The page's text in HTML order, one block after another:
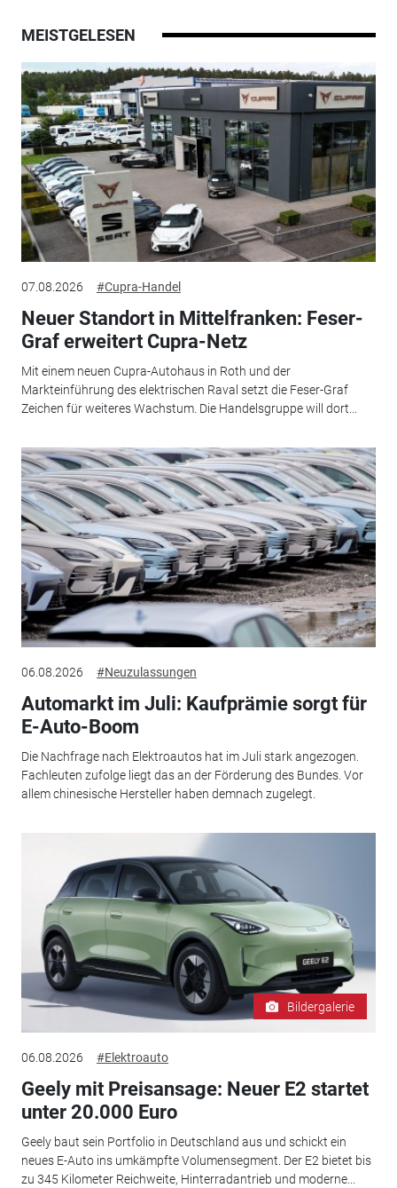
MEISTGELESEN
07.08.2026 #Cupra-Handel
Neuer Standort in Mittelfranken: Feser-
Graf erweitert Cupra-Netz
Mit einem neuen Cupra-Autohaus in Roth und der
Markteinführung des elektrischen Raval setzt die Feser-Graf
Zeichen für weiteres Wachstum. Die Handelsgruppe will dort...
06.08.2026 #Neuzulassungen
Automarkt im Juli: Kaufprämie sorgt für
E-Auto-Boom
Die Nachfrage nach Elektroautos hat im Juli stark angezogen.
Fachleuten zufolge liegt das an der Förderung des Bundes. Vor
allem chinesische Hersteller haben demnach zugelegt.
Bildergalerie
06.08.2026 #Elektroauto
Geely mit Preisansage: Neuer E2 startet
unter 20.000 Euro
Geely baut sein Portfolio in Deutschland aus und schickt ein
neues E-Auto ins umkämpfte Volumensegment. Der E2 bietet bis
zu 345 Kilometer Reichweite, Hinterradantrieb und moderne...